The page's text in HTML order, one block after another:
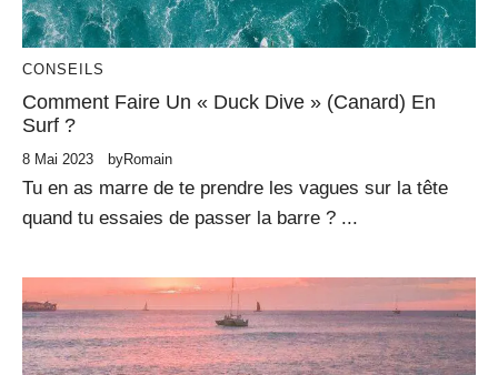
CONSEILS
Comment Faire Un « Duck Dive » (canard) En
Surf ?
8 Mai 2023 byRomain
Tu en as marre de te prendre les vagues sur la tête
quand tu essaies de passer la barre ? ...